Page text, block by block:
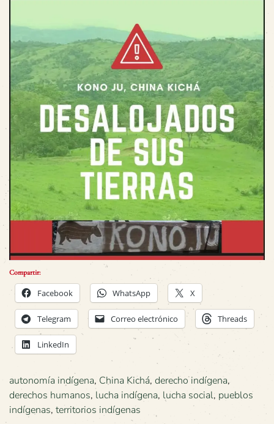
Compartir:
Facebook WhatsApp X
Telegram Correo electrónico Threads
LinkedIn
autonomía indígena, China Kichá, derecho indígena,
derechos humanos, lucha indígena, lucha social, pueblos
indígenas, territorios indígenas